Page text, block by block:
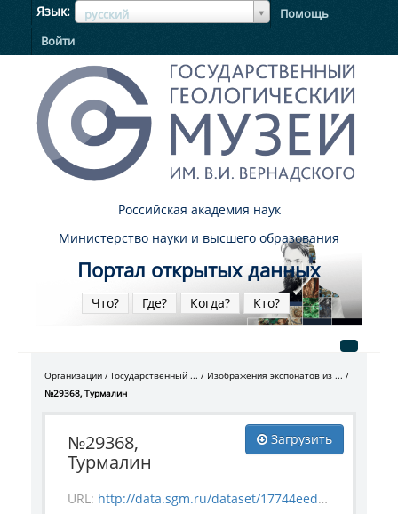
Язык русский
ЯзыкЯзык
Помощь
Войти
Российская академия наук
Министерство науки и высшего образования
Портал открытых данных
Что? Где? Когда? Кто?
Организации Государственный ...
Изображения экспонатов из ...
№29368, Турмалин
Загрузить
№29368,
Турмалин
URL: http://data.sgm.ru/dataset/17744eed-27fa-4a9a-bc72-4e657fa570af/resource/82408358-b804-455a-8682-268b4df3a85a/download/mineral_29368.jpg